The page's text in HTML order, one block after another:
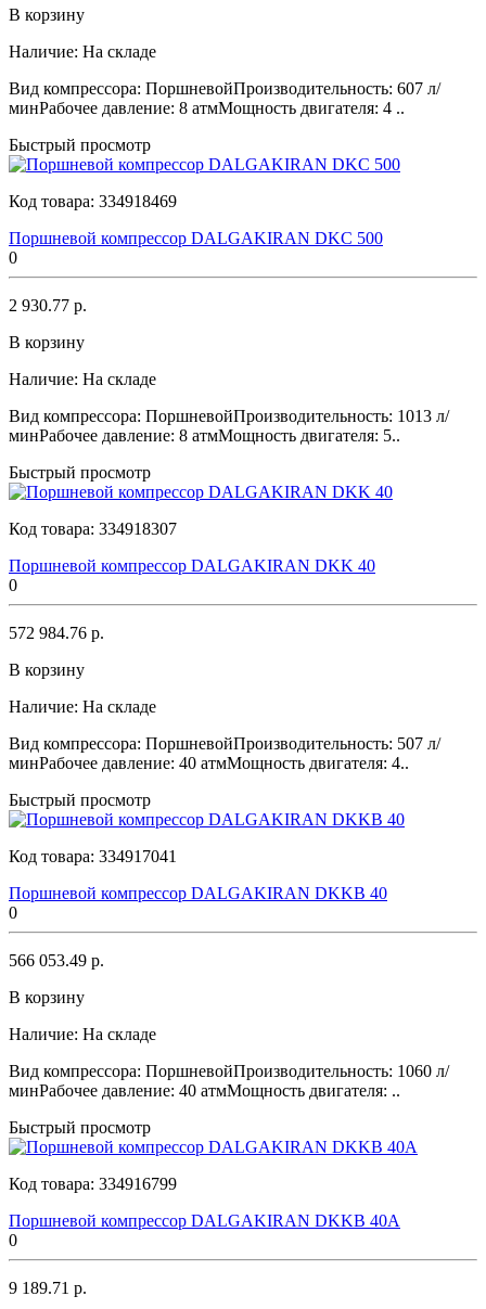
В корзину
Наличие: На складе
Вид компрессора: ПоршневойПроизводительность: 607 л/
минРабочее давление: 8 атмМощность двигателя: 4 ..
Быстрый просмотр
Код товара: 334918469
Поршневой компрессор DALGAKIRAN DKC 500
0
2 930.77 р.
В корзину
Наличие: На складе
Вид компрессора: ПоршневойПроизводительность: 1013 л/
минРабочее давление: 8 атмМощность двигателя: 5..
Быстрый просмотр
Код товара: 334918307
Поршневой компрессор DALGAKIRAN DKK 40
0
572 984.76 р.
В корзину
Наличие: На складе
Вид компрессора: ПоршневойПроизводительность: 507 л/
минРабочее давление: 40 атмМощность двигателя: 4..
Быстрый просмотр
Код товара: 334917041
Поршневой компрессор DALGAKIRAN DKKB 40
0
566 053.49 р.
В корзину
Наличие: На складе
Вид компрессора: ПоршневойПроизводительность: 1060 л/
минРабочее давление: 40 атмМощность двигателя: ..
Быстрый просмотр
Код товара: 334916799
Поршневой компрессор DALGAKIRAN DKKB 40A
0
9 189.71 р.